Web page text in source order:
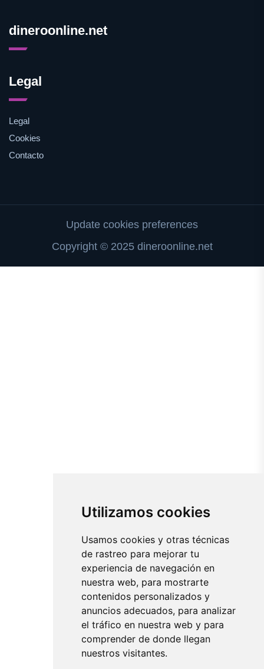
Utilizamos cookies
Usamos cookies y otras técnicas
de rastreo para mejorar tu
experiencia de navegación en
nuestra web, para mostrarte
contenidos personalizados y
anuncios adecuados, para analizar
el tráfico en nuestra web y para
comprender de donde llegan
nuestros visitantes.
dineroonline.net
Legal
Legal
Cookies
Contacto
Update cookies preferences
Copyright © 2025 dineroonline.net